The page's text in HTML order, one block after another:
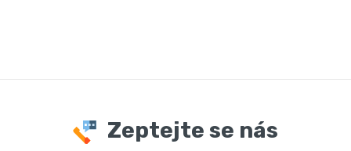
Zeptejte se nás